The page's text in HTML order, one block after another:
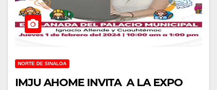
NORTE DE SINALOA
IMJU AHOME INVITA A LA EXPO